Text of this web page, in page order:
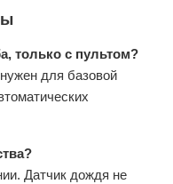
только с пультом?
для базовой
Датчик дождя не